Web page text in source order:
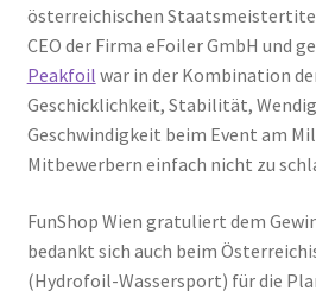
österreichischen
CEO der Firma eFoiler GmbH und
Peakfoil war in der Kombination
Geschicklichkeit, Stabilität,
Geschwindigkeit beim Event am
Mitbewerbern einfach nicht zu
FunShop Wien gratuliert dem
bedankt sich auch beim
(Hydrofoil-Wassersport) für die